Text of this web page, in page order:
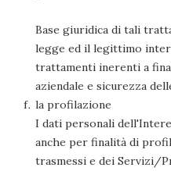
Base giuridica di tali
legge ed il legittimo
trattamenti inerenti a
aziendale e sicurezza
la profilazione
I dati personali
anche per finalità di
trasmessi e dei Servizi/